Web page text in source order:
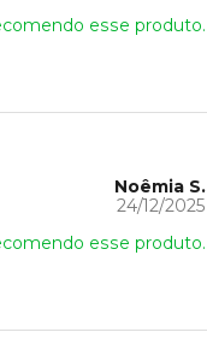
esse produto.
Noêmia S.
24/12/2025
esse produto.